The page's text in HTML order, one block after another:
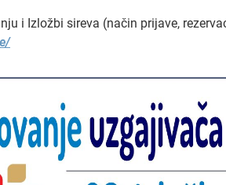
i Izložbi sireva (način prijave,